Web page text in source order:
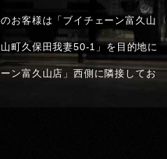
お客様は「ブイチェーン富久山
町久保田我妻50-1」を目的地に
ン富久山店」西側に隣接してお